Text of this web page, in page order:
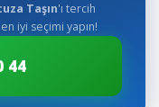
Taşın'ı tercih
iyi seçimi yapın!
44